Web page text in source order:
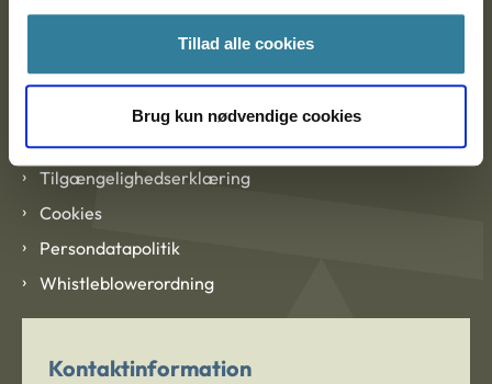
Tillad alle cookies
Brug kun nødvendige cookies
Tilgængelighedserklæring
Cookies
Persondatapolitik
Whistleblowerordning
Kontaktinformation